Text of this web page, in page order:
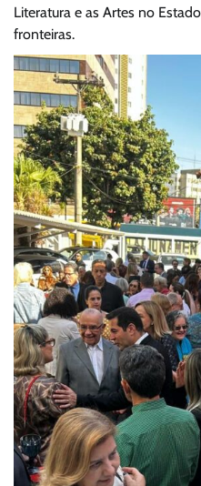
Literatura e as Artes no
fronteiras.